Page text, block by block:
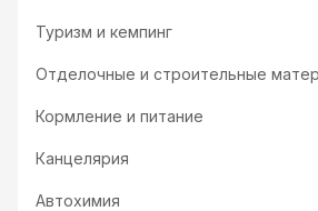
Туризм и кемпинг
Отделочные и строительные
Кормление и питание
Канцелярия
Автохимия